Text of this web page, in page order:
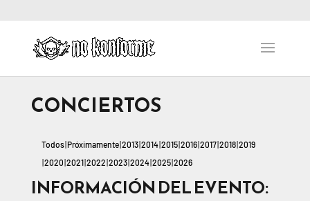
CONCIERTOS
Todos Próximamente 2013 2014 2015 2016 2017 2018 2019
2020 2021 2022 2023 2024 2025 2026
INFORMACIÓN DEL EVENTO: